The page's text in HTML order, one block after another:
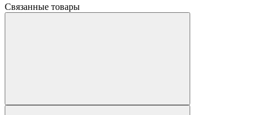
Связанные товары